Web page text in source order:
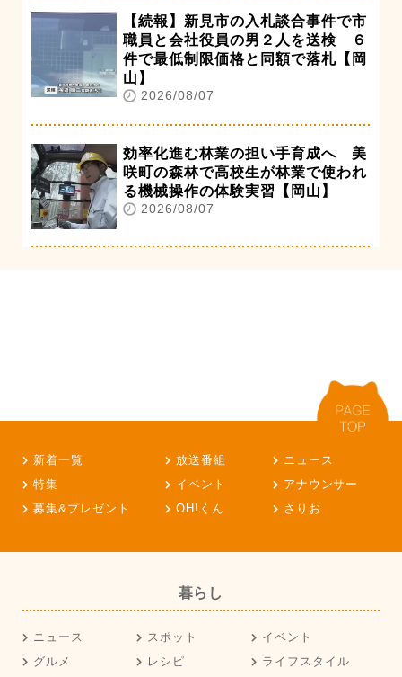
【続報】新見市の入札談合事件で市
職員と会社役員の男２人を送検 ６
件で最低制限価格と同額で落札【岡
山】
2026/08/07
効率化進む林業の担い手育成へ 美
咲町の森林で高校生が林業で使われ
る機械操作の体験実習【岡山】
2026/08/07
新着一覧 放送番組
ニュース
特集
イベント
アナウンサー
募集&プレゼント
OH!くん さりお
暮らし
ニュース スポット
イベント
グルメ
レシピ
ライフスタイル